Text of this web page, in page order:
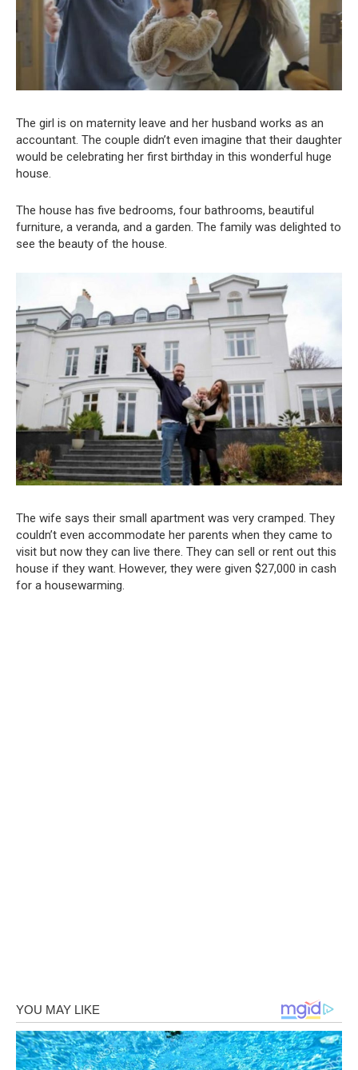
The girl is on maternity leave and her husband works as an
accountant. The couple didn’t even imagine that their daughter
would be celebrating her first birthday in this wonderful huge
house.
The house has five bedrooms, four bathrooms, beautiful
furniture, a veranda, and a garden. The family was delighted to
see the beauty of the house.
The wife says their small apartment was very cramped. They
couldn’t even accommodate her parents when they came to
visit but now they can live there. They can sell or rent out this
house if they want. However, they were given $27,000 in cash
for a housewarming.